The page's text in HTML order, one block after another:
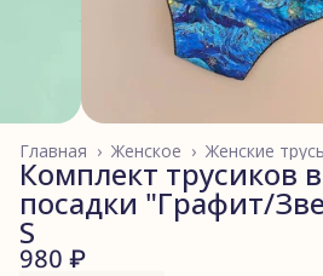
Женские
Женское ›
Главная ›
Комплект трусиков
посадки "Графит/
S
980 ₽